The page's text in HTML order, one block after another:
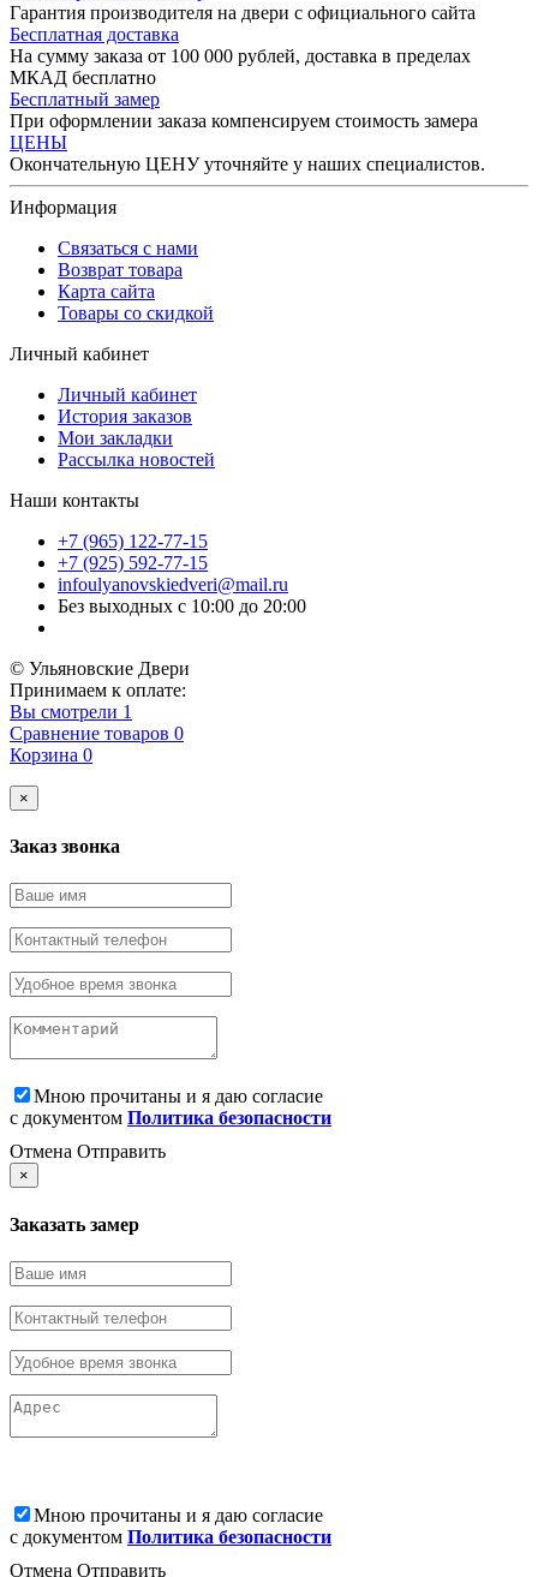
Гарантия производителя на двери с официального сайта
Бесплатная доставка
На сумму заказа от 100 000 рублей, доставка в пределах
МКАД бесплатно
Бесплатный замер
При оформлении заказа компенсируем стоимость замера
ЦЕНЫ
Окончательную ЦЕНУ уточняйте у наших специалистов.
Информация
Связаться с нами
Возврат товара
Карта сайта
Товары со скидкой
Личный кабинет
Личный кабинет
История заказов
Мои закладки
Рассылка новостей
Наши контакты
+7 (965) 122-77-15
+7 (925) 592-77-15
infoulyanovskiedveri@mail.ru
Без выходных с 10:00 до 20:00
© Ульяновские Двери
Принимаем к оплате:
Вы смотрели 1
Сравнение товаров 0
Корзина 0
×
Заказ звонка
Мною прочитаны и я даю согласие
с документом Политика безопасности
Отмена Отправить
×
Заказать замер
Мною прочитаны и я даю согласие
с документом Политика безопасности
Отмена Отправить